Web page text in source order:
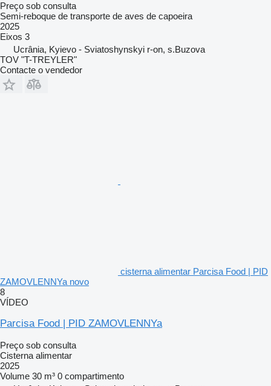
Preço sob consulta
Semi-reboque de transporte de aves de capoeira
2025
Eixos 3
Ucrânia, Kyievo - Sviatoshynskyi r-on, s.Buzova
TOV "T-TREYLER"
Contacte o vendedor
cisterna alimentar Parcisa Food | PID
ZAMOVLENNYa novo
8
VÍDEO
Parcisa Food | PID ZAMOVLENNYa
Preço sob consulta
Cisterna alimentar
2025
Volume 30 m³ 0 compartimento